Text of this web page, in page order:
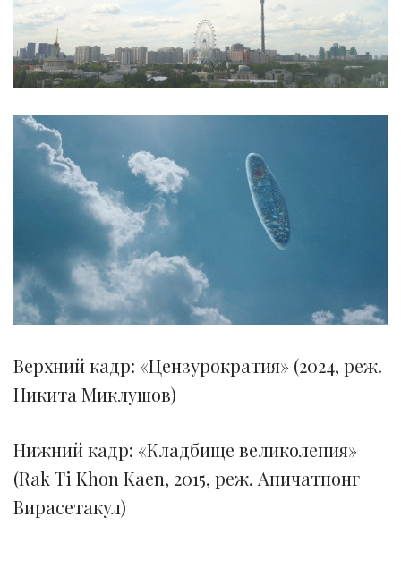
Верхний кадр: «Цензурократия» (2024, реж.
Никита Миклушов)
Нижний кадр: «Кладбище великолепия»
(Rak Ti Khon Kaen, 2015, реж. Апичатпонг
Вирасетакул)